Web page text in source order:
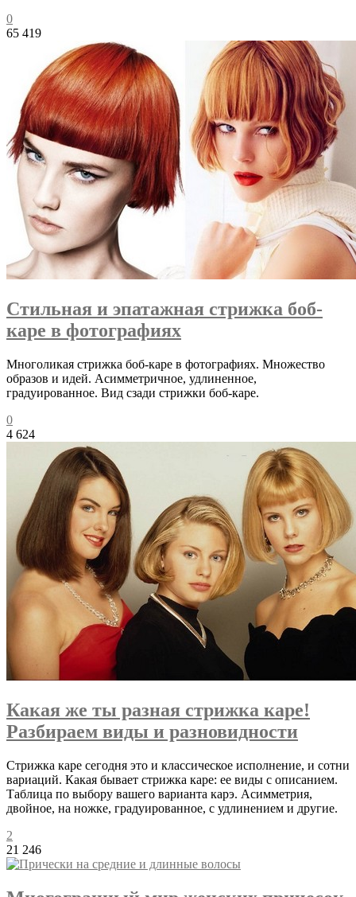
0
65 419
Стильная и эпатажная стрижка боб-
каре в фотографиях
Многоликая стрижка боб-каре в фотографиях. Множество
образов и идей. Асимметричное, удлиненное,
градуированное. Вид сзади стрижки боб-каре.
0
4 624
Какая же ты разная стрижка каре!
Разбираем виды и разновидности
Стрижка каре сегодня это и классическое исполнение, и сотни
вариаций. Какая бывает стрижка каре: ее виды с описанием.
Таблица по выбору вашего варианта карэ. Асимметрия,
двойное, на ножке, градуированное, с удлинением и другие.
2
21 246